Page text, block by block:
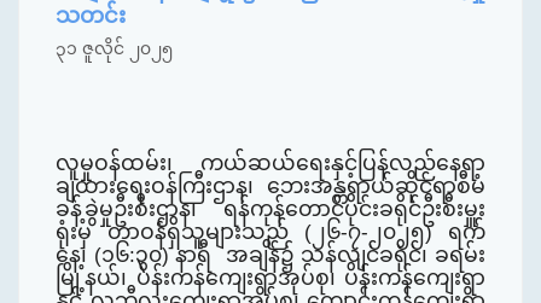
သတင်း
၃၁ ဇူလိုင် ၂၀၂၅
လူမှုဝန်ထမ်း၊ ကယ်ဆယ်ရေးနှင့်ပြန်လည်နေရာ
ချထားရေးဝန်ကြီးဌာန၊ ဘေးအန္တရာယ်ဆိုင်ရာစီမံ
ခန့်ခွဲမှုဦးစီးဌာန၊ ရန်ကုန်တောင်ပိုင်းခရိုင်ဦးစီးမှူး
ရုံးမှ တာဝန်ရှိသူများသည် ( ၂၆-၇-၂၀၂၅)ရက်
နေ့၊ (၁၆:၃၀) နာရီ
အချိန်၌ သန်လျင်ခရိုင်၊ ခရမ်း
မြို့နယ်၊ ပိန်းကန်ကျေးရွာအုပ်စု၊ ပိန်းကန်ကျေးရွာ